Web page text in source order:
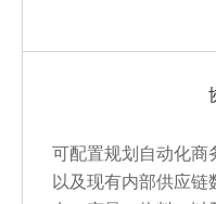
可配置规划自动化商
以及现有内部供应